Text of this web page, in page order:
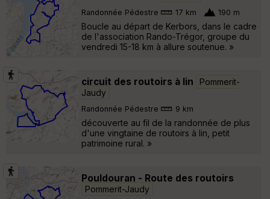
Randonnée Pédestre 17 km 190 m
Boucle au départ de Kerbors, dans le cadre
de l'association Rando-Trégor, groupe du
vendredi 15-18 km à allure soutenue. »
circuit des routoirs à lin
Pommerit-
Jaudy
Randonnée Pédestre 9 km
découverte au fil de la randonnée de plus
d'une vingtaine de routoirs à lin, petit
patrimoine rural. »
Pouldouran - Route des routoirs
Pommerit-Jaudy